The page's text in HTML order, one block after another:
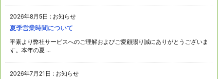
2026年8月5日 : お知らせ
夏季営業時間について
平素より弊社サービスへのご理解およびご愛顧賜り誠にありがとうございま
す。本年の夏 ...
2026年7月21日 : お知らせ